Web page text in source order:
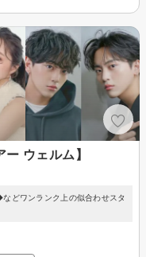
ウェルム】
どワンランク上の似合わせスタ